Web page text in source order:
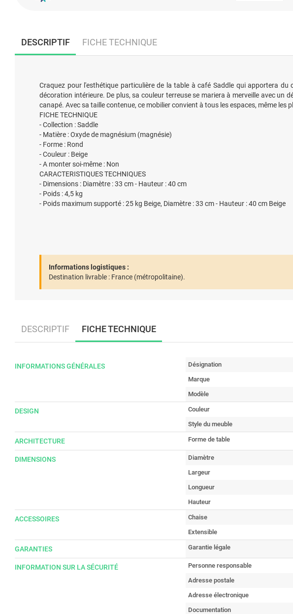
DESCRIPTIF FICHE TECHNIQUE
Craquez pour l'esthétique particulière de la table à café Saddle qui apportera
décoration intérieure. De plus, sa couleur terreuse se mariera à merveille avec
canapé. Avec sa taille contenue, ce mobilier convient à tous les espaces, même
FICHE TECHNIQUE
- Collection : Saddle
- Matière : Oxyde de magnésium (magnésie)
- Forme : Rond
- Couleur : Beige
- A monter soi-même : Non
CARACTERISTIQUES TECHNIQUES
- Dimensions : Diamètre : 33 cm - Hauteur : 40 cm
- Poids : 4,5 kg
- Poids maximum supporté : 25 kg Beige, Diamètre : 33 cm - Hauteur : 40 cm Beige
Informations logistiques :
Destination livrable : France (métropolitaine).
DESCRIPTIF FICHE TECHNIQUE
INFORMATIONS GÉNÉRALES Désignation
Marque
Modèle
DESIGN Couleur
Style du meuble
ARCHITECTURE Forme de table
DIMENSIONS Diamètre
Largeur
Longueur
Hauteur
ACCESSOIRES Chaise
Extensible
GARANTIES Garantie légale
INFORMATION SUR LA SÉCURITÉ Personne responsable
Adresse postale
Adresse électronique
Documentation